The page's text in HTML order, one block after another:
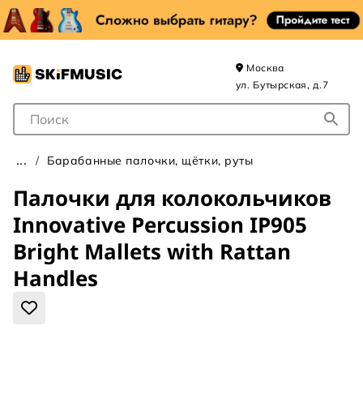
Поле для Поиска
Москва
ул. Бутырская, д.7
Барабанные палочки, щётки, руты
Палочки для колокольчиков
Innovative Percussion IP905
Bright Mallets with Rattan
Handles